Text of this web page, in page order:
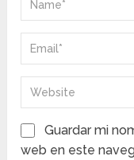
Guardar mi
web en este